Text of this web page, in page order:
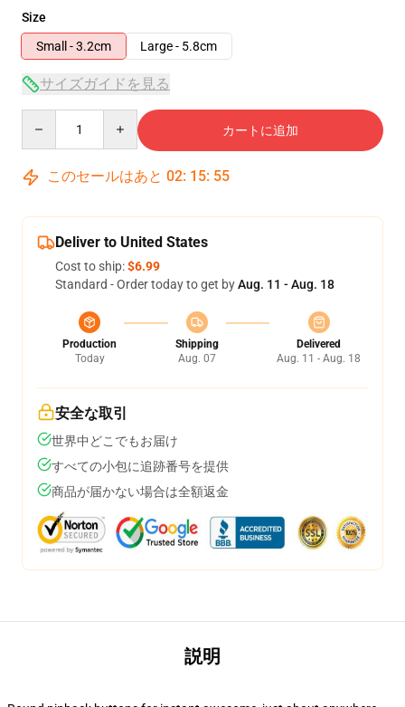
Size
Small - 3.2cm
Large - 5.8cm
サイズガイドを見る
カートに追加
このセールはあと 02: 15: 54
Deliver to United States
Cost to ship:$6.99
Standard - Order today to get byAug. 11 - Aug. 18
Production
Today
Shipping
Aug. 07
Delivered
Aug. 11 - Aug. 18
安全な取引
世界中どこでもお届け
すべての小包に追跡番号を提供
商品が届かない場合は全額返金
説明